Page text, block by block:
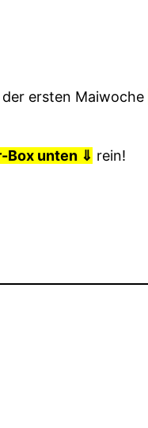
der ersten Maiwoche
Box unten ⇓ rein!